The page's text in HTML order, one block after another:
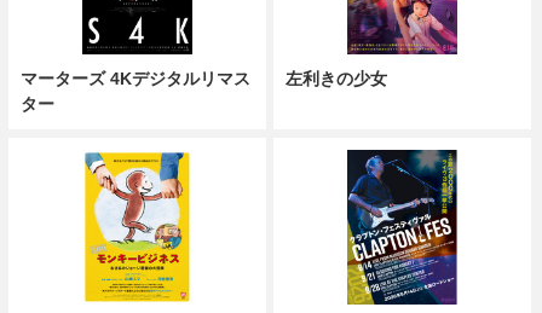
マーターズ 4Kデジタルリマス
ター
左利きの少女